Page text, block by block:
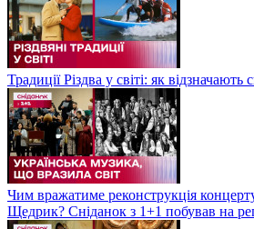
Традиції Різдва у світі: як відзначають
Чим вражатиме реконструкція
Щедрик? Сніданок з 1+1 побував на